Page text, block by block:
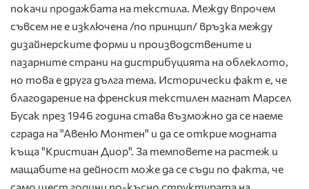
покачи продажбата на текстила. Между впрочем
съвсем не е изключена /по принцип/ връзка между
дизайнерските форми и производствените и
пазарните страни на дистрибуцията на облеклото,
но това е друга дълга тема. Исторически факт е, че
благодарение на френския текстилен магнат Марсел
Бусак през 1946 година става възможно да се наеме
сграда на "Авеню Монтен" и да се открие модната
къща "Кристиан Диор". За темповете на растеж и
мащабите на дейност може да се съди по факта, че